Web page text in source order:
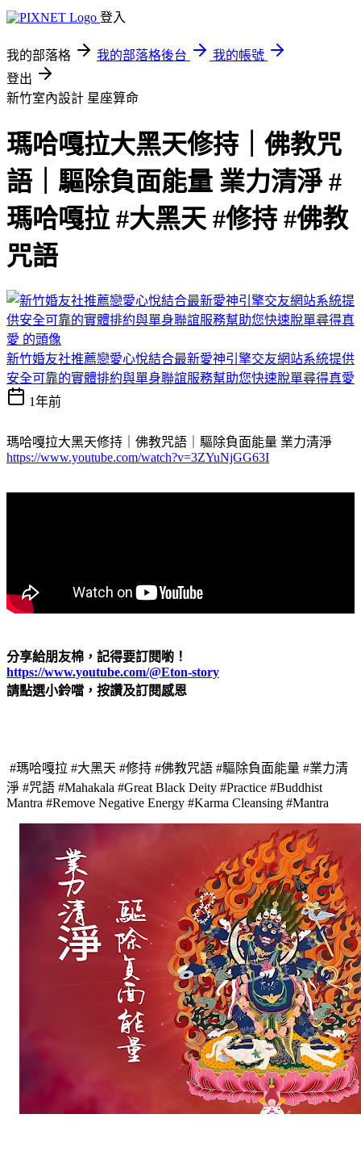
登入
我的部落格 我的部落格後台
我的帳號
登出
新竹室內設計 星座算命
瑪哈嘎拉大黑天修持｜佛教咒
語｜驅除負面能量 業力清淨 #
瑪哈嘎拉 #大黑天 #修持 #佛教
咒語
新竹婚友社推薦戀愛心悅結合最新愛神引擎交友網站系統提供
安全可靠的實體排約與單身聯誼服務幫助您快速脫單尋得真愛
1年前
瑪哈嘎拉大黑天修持｜佛教咒語｜驅除負面能量 業力清淨
https://www.youtube.com/watch?v=3ZYuNjGG63I
分享給朋友棉，記得要訂閱喲！
https://www.youtube.com/@Eton-story
請點選小鈴噹，按讚及訂閱感恩
#瑪哈嘎拉 #大黑天 #修持 #佛教咒語 #驅除負面能量 #業力清
淨 #咒語 #Mahakala #Great Black Deity #Practice #Buddhist
Mantra #Remove Negative Energy #Karma Cleansing #Mantra